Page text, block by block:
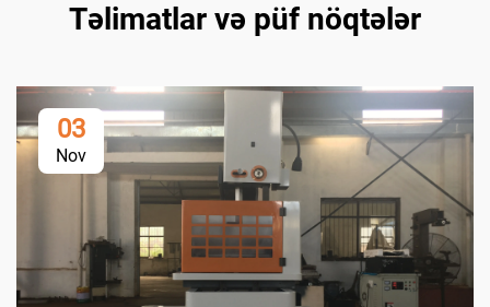
Təlimatlar və püf nöqtələr
03
Nov